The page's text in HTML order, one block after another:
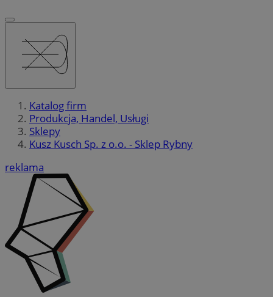
Katalog firm
Produkcja, Handel, Usługi
Sklepy
Kusz Kusch Sp. z o.o. - Sklep Rybny
reklama